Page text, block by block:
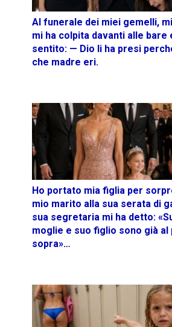
Al funerale dei miei gemelli,
mi ha colpita davanti alle bare
sentito: — Dio li ha presi
che madre eri.
Ho portato mia figlia per
mio marito alla sua serata di
sua segretaria mi ha detto:
moglie e suo figlio sono già al
sopra»…